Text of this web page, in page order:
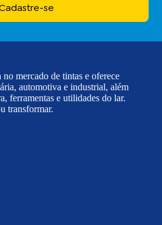
se
mercado de tintas e oferece
automotiva e industrial, além
ferramentas e utilidades do lar.
transformar.